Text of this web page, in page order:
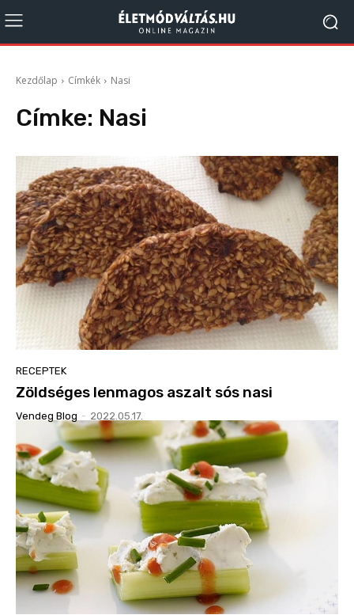
Kezdőlap Címkék Nasi
Címke: Nasi
RECEPTEK
Zöldséges lenmagos aszalt sós nasi
Vendeg Blog - 2022.05.17.